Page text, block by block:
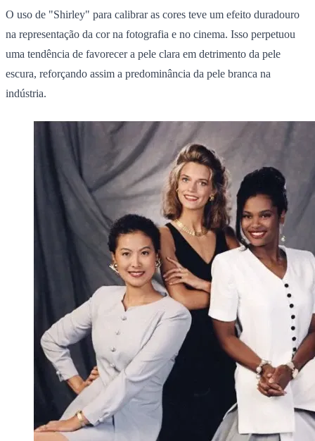
O uso de "Shirley" para calibrar as cores teve um efeito duradouro
na representação da cor na fotografia e no cinema. Isso perpetuou
uma tendência de favorecer a pele clara em detrimento da pele
escura, reforçando assim a predominância da pele branca na
indústria.